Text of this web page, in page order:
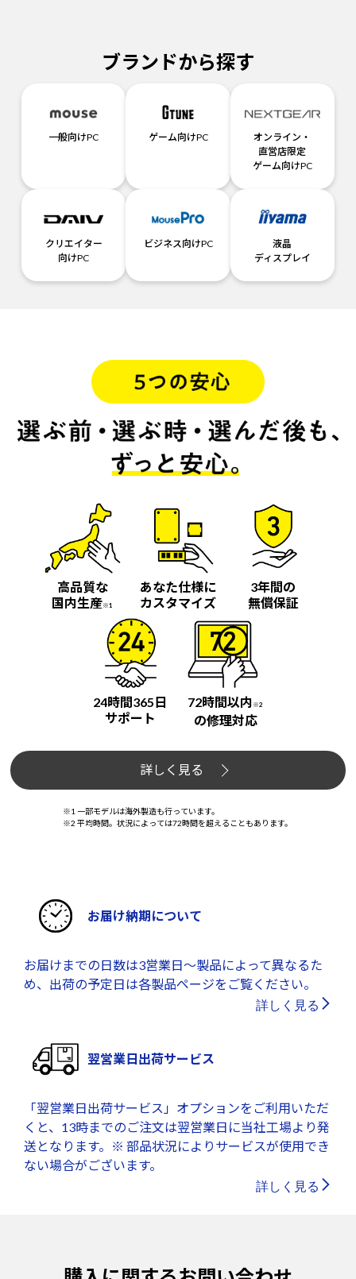
ブランドから探す
一般向けPC ゲーム向けPC
オンライン・
直営店限定
ゲーム向けPC
クリエイター
向けPC
ビジネス向けPC
液晶
ディスプレイ
高品質な
国内生産※1
あなた仕様に
カスタマイズ
3年間の
無償保証
24時間365日
サポート
72時間以内 ※2
の修理対応
詳しく見る
※1 一部モデルは海外製造も行っています。
※2 平均時間。状況によっては72時間を超えることもあります。
お届け納期について
お届けまでの日数は3営業日～製品によって異なるた
め、出荷の予定日は各製品ページをご覧ください。
詳しく見る
翌営業日出荷サービス
「翌営業日出荷サービス」オプションをご利用いただ
くと、13時までのご注文は翌営業日に当社工場より発
送となります。※ 部品状況によりサービスが使用でき
ない場合がございます。
詳しく見る